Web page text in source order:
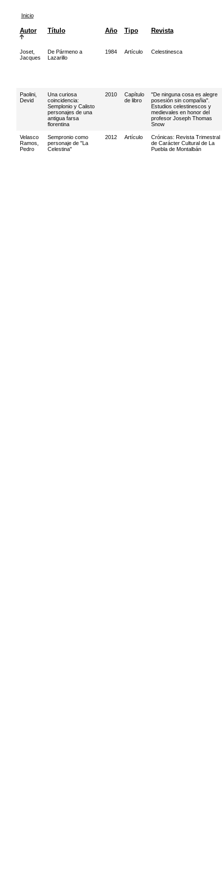
Inicio
Autor Título Año Tipo Revista
Joset,
Jacques
De Pármeno a
Lazarillo
1984 Artículo Celestinesca
Paolini,
Devid
Una curiosa
coincidencia:
Semplonio y Calisto
personajes de una
antigua farsa
florentina
2010
Capítulo
de libro
"De ninguna cosa es alegre
posesión sin compañia".
Estudios celestinescos y
medievales en honor del
profesor Joseph Thomas
Snow
Velasco
Ramos,
Pedro
Sempronio como
personaje de "La
Celestina"
2012 Artículo
Crónicas: Revista Trimestral
de Carácter Cultural de La
Puebla de Montalbán